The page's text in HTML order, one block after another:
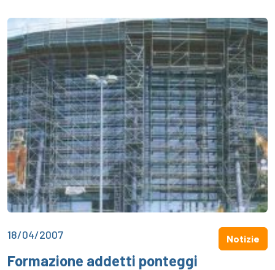
18/04/2007 Notizie
Formazione addetti ponteggi